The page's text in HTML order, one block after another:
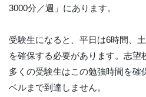
3000分／週」にあります。
受験生になると、平日は6時間、
を確保する必要があります。志望
多くの受験生はこの勉強時間を確
ベルまで到達しません。